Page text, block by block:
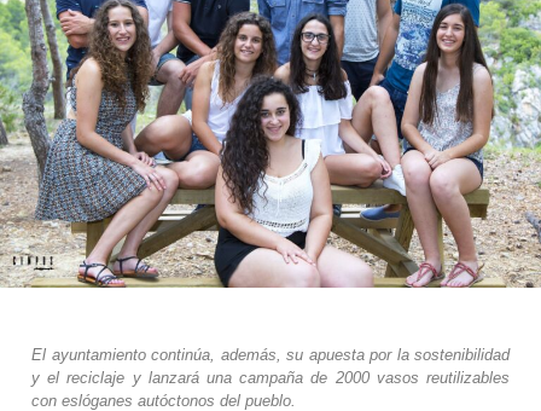
El ayuntamiento continúa, además, su apuesta por la sostenibilidad
y el reciclaje y lanzará una campaña de 2000 vasos reutilizables
con eslóganes autóctonos del pueblo.